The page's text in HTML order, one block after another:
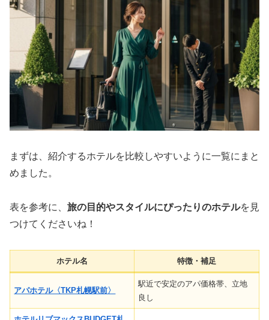
まずは、紹介するホテルを比較しやすいように一覧にまと
めました。
表を参考に、 旅の目的やスタイルにぴったりのホテルを見
つけてくださいね！
ホテル名 特徴・補足
アパホテル〈TKP札幌駅前〉
駅近で安定のアパ価格帯、立地
良し